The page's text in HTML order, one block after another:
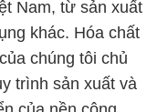
Nam, từ sản xuất
khác. Hóa chất
chúng tôi chủ
trình sản xuất và